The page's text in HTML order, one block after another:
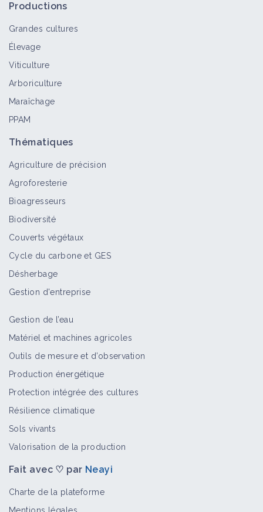
Productions
Grandes cultures
Élevage
Viticulture
Arboriculture
Maraîchage
PPAM
Thématiques
Agriculture de précision
Agroforesterie
Bioagresseurs
Biodiversité
Couverts végétaux
Cycle du carbone et GES
Désherbage
Gestion d'entreprise
Gestion de l’eau
Matériel et machines agricoles
Outils de mesure et d’observation
Production énergétique
Protection intégrée des cultures
Résilience climatique
Sols vivants
Valorisation de la production
Fait avec ♡ par Neayi
Charte de la plateforme